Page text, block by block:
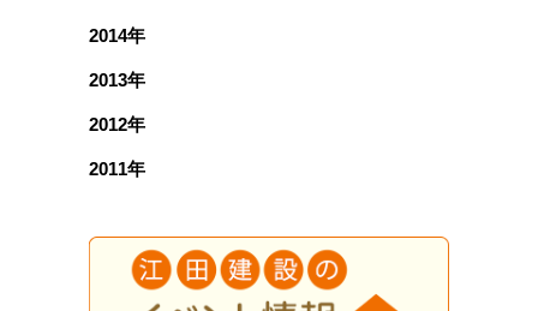
2014年
2013年
2012年
2011年